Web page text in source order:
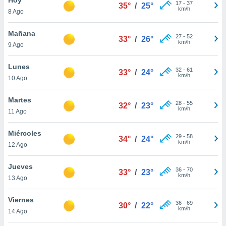
en
más
nuestra
de
cookies
aceptar
8 Ago
35° / 25° 17- 37
km/h
Mañana
9 Ago
33° / 26° 27- 52
km/h
Lunes
10 Ago
33° / 24° 32- 61
km/h
Martes
11 Ago
32° / 23° 28- 55
km/h
Miércoles
12 Ago
34° / 24° 29- 58
km/h
Jueves
13 Ago
33° / 23° 36- 70
km/h
Viernes
14 Ago
30° / 22° 36- 69
km/h